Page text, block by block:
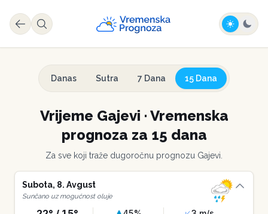
Danas Sutra 7 Dana 15 Dana
Vrijeme Gajevi · Vremenska
prognoza za 15 dana
Za sve koji traže dugoročnu prognozu Gajevi
Subota, 8. Avgust
Sunčano uz mogućnost oluje